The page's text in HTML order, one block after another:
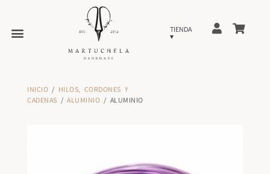
INICIO / HILOS, CORDONES Y
CADENAS /ALUMINIO / ALUMINIO